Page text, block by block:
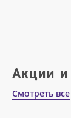
Акции и
Смотреть все